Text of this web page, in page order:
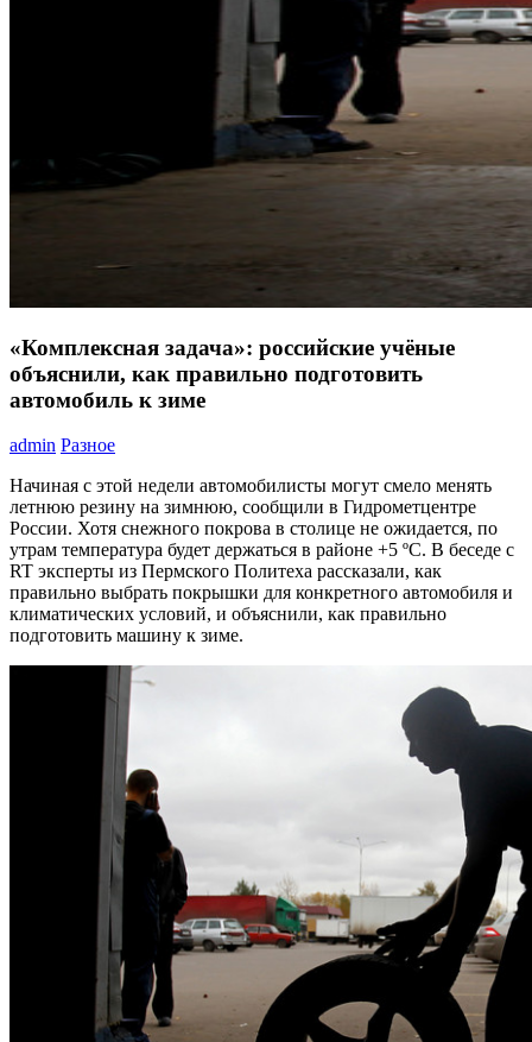
«Комплексная задача»: российские учёные
объяснили, как правильно подготовить
автомобиль к зиме
admin Разное
Начиная с этой недели автомобилисты могут смело менять
летнюю резину на зимнюю, сообщили в Гидрометцентре
России. Хотя снежного покрова в столице не ожидается, по
утрам температура будет держаться в районе +5 ºC. В беседе с
RT эксперты из Пермского Политеха рассказали, как
правильно выбрать покрышки для конкретного автомобиля и
климатических условий, и объяснили, как правильно
подготовить машину к зиме.